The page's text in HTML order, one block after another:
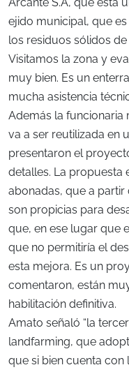
ejido municipal, que
los residuos sólidos
Visitamos la zona y
muy bien. Es un
mucha asistencia
Además la funcionaria
va a ser reutilizada en
presentaron el
detalles. La propuesta
abonadas, que a
son propicias para
que, en ese lugar que
que no permitiría el
esta mejora. Es un
comentaron, están
habilitación definitiva.
Amato señaló “la
landfarming, que
que si bien cuenta